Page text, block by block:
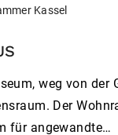
Kassel
weg von der
Der
für angewandte…